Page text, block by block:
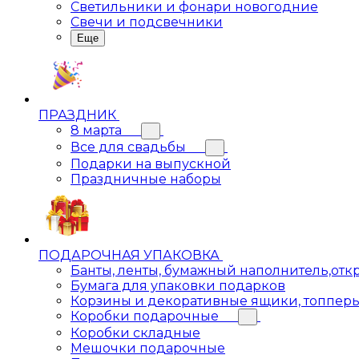
Светильники и фонари новогодние
Свечи и подсвечники
Еще
ПРАЗДНИК
8 марта
Все для свадьбы
Подарки на выпускной
Праздничные наборы
ПОДАРОЧНАЯ УПАКОВКА
Банты, ленты, бумажный
Бумага для упаковки подарков
Корзины и декоративные ящики,
Коробки подарочные
Коробки складные
Мешочки подарочные